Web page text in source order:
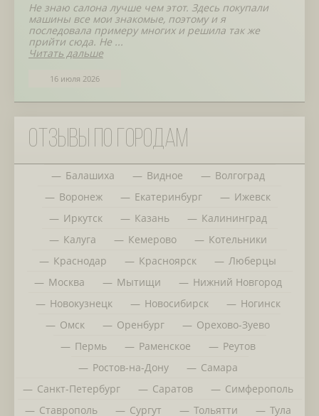
Не знаю салона лучше чем этот. Здесь покупали
машины все мои знакомые, поэтому и я
последовала примеру многих и решила так же
прийти сюда. Не ...
Читать дальше
16 июля 2026
Отзывы по городам
Балашиха Видное
Волгоград
Воронеж
Екатеринбург
Ижевск
Иркутск
Казань
Калининград
Калуга
Кемерово
Котельники
Краснодар
Красноярск
Люберцы
Москва
Мытищи
Нижний Новгород
Новокузнецк
Новосибирск
Ногинск
Омск
Оренбург
Орехово-Зуево
Пермь
Раменское
Реутов
Ростов-на-Дону
Самара
Санкт-Петербург
Саратов
Симферополь
Ставрополь
Сургут Тольятти Тула